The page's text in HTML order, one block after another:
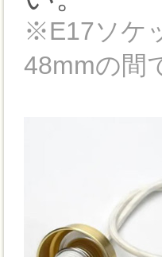
※E17ソケ
48mmの間